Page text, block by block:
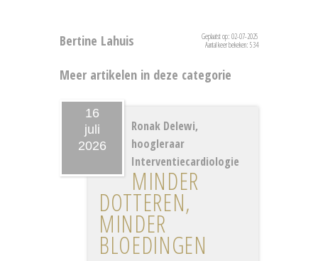
Bertine Lahuis
Geplaatst op: 02-07-2025
Aantal keer bekeken: 534
Meer artikelen in deze categorie
16
juli
2026
Ronak Delewi,
hoogleraar
Interventiecardiologie
MINDER
DOTTEREN,
MINDER
BLOEDINGEN